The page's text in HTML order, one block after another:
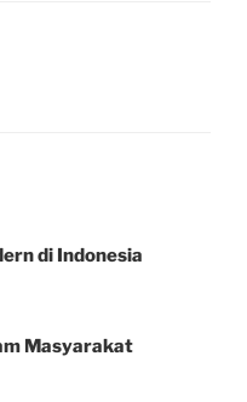
di Indonesia
Masyarakat